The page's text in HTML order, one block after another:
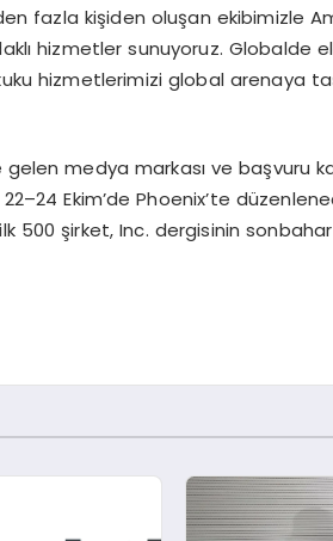
fazla kişiden oluşan ekibimizle
hizmetler sunuyoruz. Globalde
hizmetlerimizi global arenaya
medya markası ve başvuru
Ekim’de Phoenix’te
500 şirket, Inc. dergisinin sonbahar